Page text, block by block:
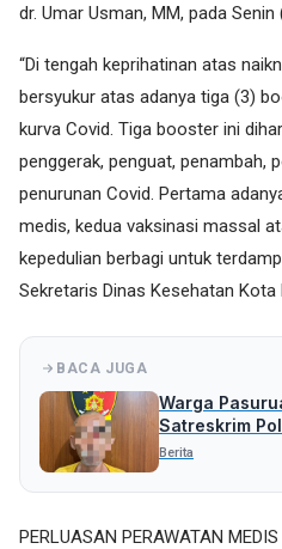
dr. Umar Usman, MM, pada
“Di tengah keprihatinan atas
bersyukur atas adanya tiga (3)
kurva Covid. Tiga booster ini
penggerak, penguat, penambah,
penurunan Covid. Pertama
medis, kedua vaksinasi massal
kepedulian berbagi untuk
Sekretaris Dinas Kesehatan Kota
BACA JUGA
Warga
Satreskrim
Uang Rp 5 Juta
Berita
PERLUASAN PERAWATAN MEDIS